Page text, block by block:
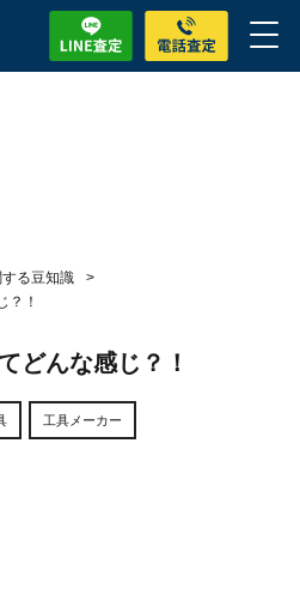
る豆知識
>
？！
どんな感じ？！
工具メーカー